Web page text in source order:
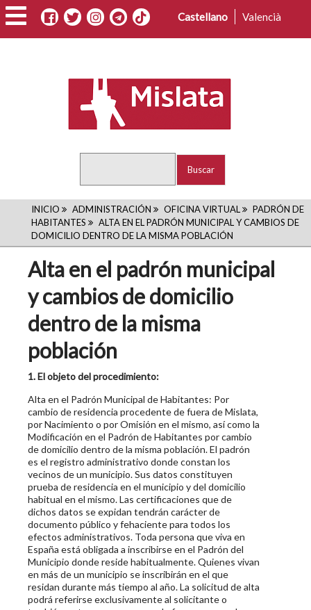
Pasar
al
contenido
Castellano Valencià
RUTA
DE
NAVEGACIÓN
INICIO ADMINISTRACIÓN OFICINA VIRTUAL
PADRÓN DE
HABITANTES
ALTA EN EL PADRÓN MUNICIPAL Y CAMBIOS DE
DOMICILIO DENTRO DE LA MISMA POBLACIÓN
Alta en el padrón municipal
y cambios de domicilio
dentro de la misma
población
1. El objeto del procedimiento:
Alta en el Padrón Municipal de Habitantes: Por
cambio de residencia procedente de fuera de Mislata,
por Nacimiento o por Omisión en el mismo, así como la
Modificación en el Padrón de Habitantes por cambio
de domicilio dentro de la misma población. El padrón
es el registro administrativo donde constan los
vecinos de un municipio. Sus datos constituyen
prueba de residencia en el municipio y del domicilio
habitual en el mismo. Las certificaciones que de
dichos datos se expidan tendrán carácter de
documento público y fehaciente para todos los
efectos administrativos. Toda persona que viva en
España está obligada a inscribirse en el Padrón del
Municipio donde reside habitualmente. Quienes vivan
en más de un municipio se inscribirán en el que
residan durante más tiempo al año. La solicitud de alta
podrá referirse exclusivamente al solicitante o